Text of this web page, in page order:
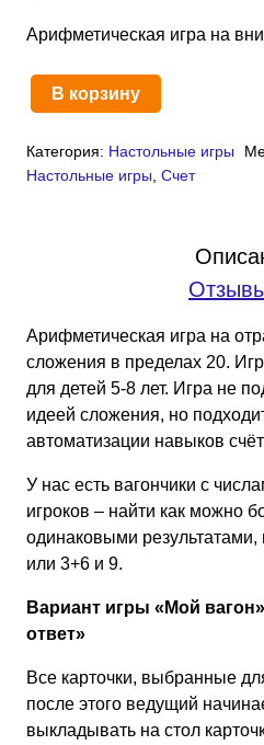
Арифметическая игра на
Количество
Игра
«Скорый
В корзину
Категория: Настольные игры
Настольные игры Счет
Арифметическая игра на
сложения в пределах 20.
для детей 5-8 лет. Игра не
идеей сложения, но
автоматизации навыков
У нас есть вагончики с
игроков – найти как можно
одинаковыми
или 3+6 и 9.
Вариант игры «Мой
ответ»
Все карточки, выбранные
после этого ведущий
выкладывать на стол